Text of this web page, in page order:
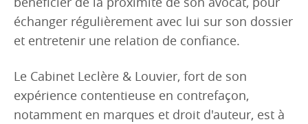
échanger régulièrement avec lui sur son dossier
et entretenir une relation de confiance.
Le Cabinet Leclère & Louvier, fort de son
expérience contentieuse en contrefaçon,
notamment en marques et droit d'auteur, est à